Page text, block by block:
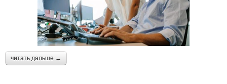
читать дальше →